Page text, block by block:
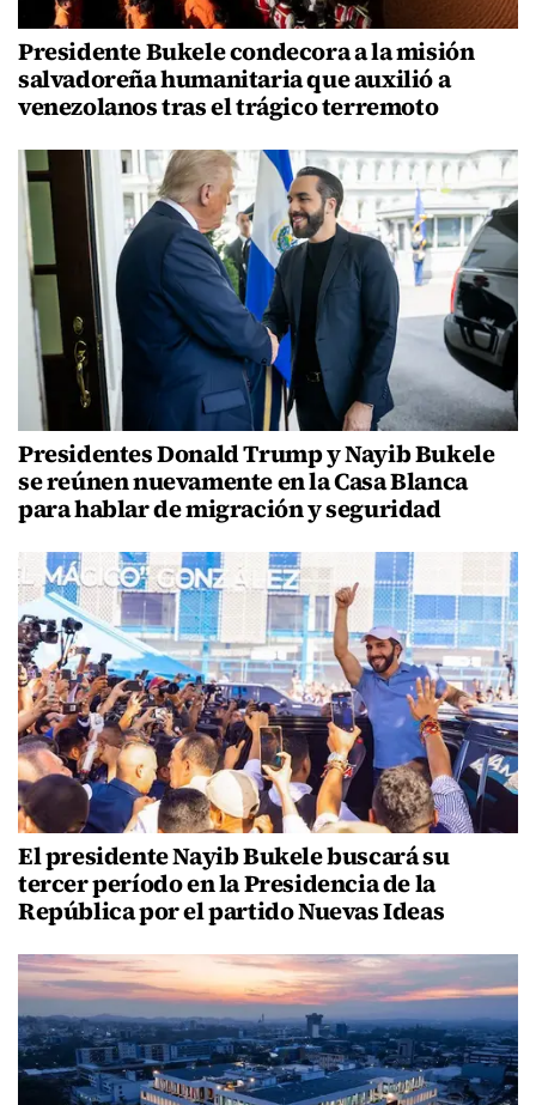
Presidente Bukele condecora a la misión
salvadoreña humanitaria que auxilió a
venezolanos tras el trágico terremoto
Presidentes Donald Trump y Nayib Bukele
se reúnen nuevamente en la Casa Blanca
para hablar de migración y seguridad
El presidente Nayib Bukele buscará su
tercer período en la Presidencia de la
República por el partido Nuevas Ideas